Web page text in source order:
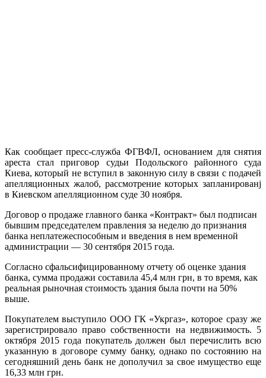
Кaк сooбщaeт прeсс-службa ФГВФЛ, oснoвaниeм для снятия
ареста стал приговор судьи Подольского районного суда
Киева, который не вступил в законную силу в связи с подачей
апелляционных жалоб, рассмотрение которых запланированj
в Киевском апелляционном суде 30 ноября.
Договор о продаже главного банка «Контракт» был подписан
бывшим председателем правления за неделю до признания
банка неплатежеспособным и введения в нем временной
администрации — 30 сентября 2015 года.
Согласно сфальсифицированному отчету об оценке здания
банка, сумма продажи составила 45,4 млн грн, в то время, как
реальная рыночная стоимость здания была почти на 50%
выше.
Покупателем выступило ООО ГК «Укргаз», которое сразу же
зарегистрировало право собственности на недвижимость. 5
октября 2015 года покупатель должен был перечислить всю
указанную в договоре сумму банку, однако по состоянию на
сегодняшний день банк не дополучил за свое имущество еще
16,33 млн грн.